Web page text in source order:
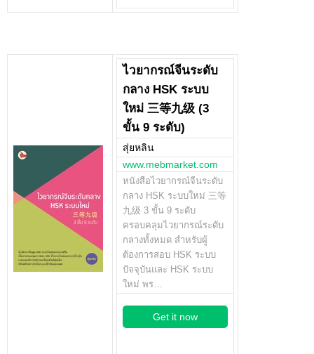
ไวยากรณ์จีนระดับ
กลาง HSK ระบบ
ใหม่ 三等九级 (3
ขั้น 9 ระดับ)
สุ่ยหลิน
www.mebmarket.com
หนังสือไวยากรณ์จีนระดับ
กลาง HSK ระบบใหม่ 三等
九级 3 ขั้น 9 ระดับ
ครอบคลุมไวยากรณ์ระดับ
กลางทั้งหมด สำหรับผู้
ต้องการสอบ HSK ระบบ
ปัจจุบันและ HSK ระบบ
ใหม่ พร…
Get it now